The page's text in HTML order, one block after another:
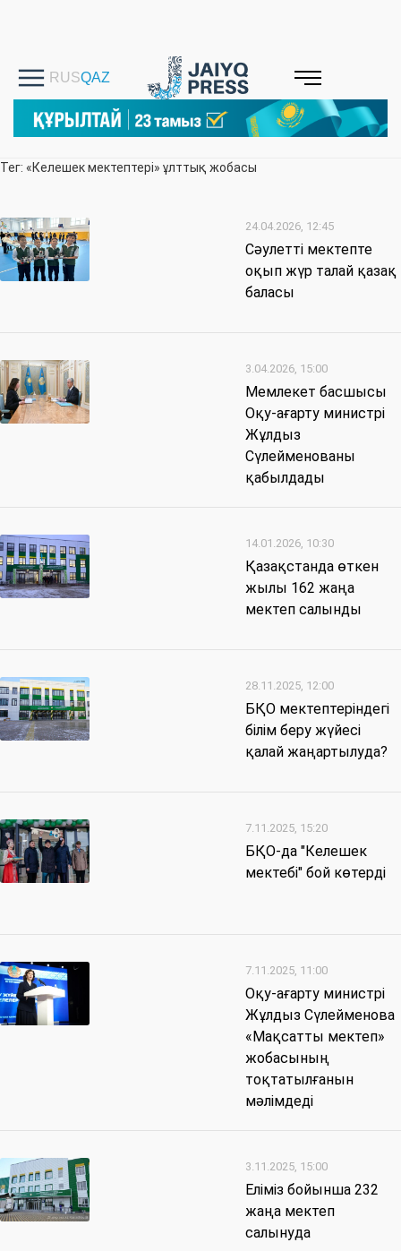
Тег: «Келешек мектептері» ұлттық жобасы
24.04.2026, 12:45
Сәулетті мектепте
оқып жүр талай қазақ
баласы
3.04.2026, 15:00
Мемлекет басшысы
Оқу-ағарту министрі
Жұлдыз
Сүлейменованы
қабылдады
14.01.2026, 10:30
Қазақстанда өткен
жылы 162 жаңа
мектеп салынды
28.11.2025, 12:00
БҚО мектептеріндегі
білім беру жүйесі
қалай жаңартылуда?
7.11.2025, 15:20
БҚО-да "Келешек
мектебі" бой көтерді
7.11.2025, 11:00
Оқу-ағарту министрі
Жұлдыз Сүлейменова
«Мақсатты мектеп»
жобасының
тоқтатылғанын
мәлімдеді
3.11.2025, 15:00
Еліміз бойынша 232
жаңа мектеп
салынуда